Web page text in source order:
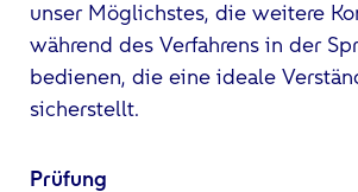
unser Möglichstes, die weitere
während des Verfahrens in der
bedienen, die eine ideale
sicherstellt.
Prüfung